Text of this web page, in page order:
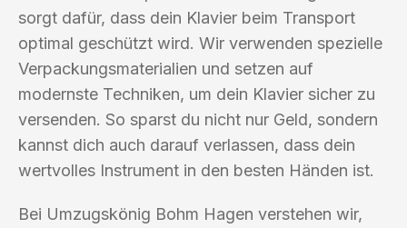
sorgt dafür, dass dein Klavier beim Transport
optimal geschützt wird. Wir verwenden spezielle
Verpackungsmaterialien und setzen auf
modernste Techniken, um dein Klavier sicher zu
versenden. So sparst du nicht nur Geld, sondern
kannst dich auch darauf verlassen, dass dein
wertvolles Instrument in den besten Händen ist.
Bei Umzugskönig Bohm Hagen verstehen wir,